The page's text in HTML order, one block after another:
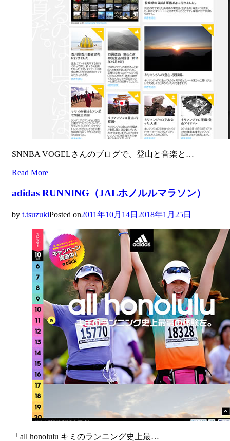
SNNBA VOGELさんのブログで、登山と音楽と…
Read More
adidas RUNNING（JALホノルルマラソン）
by t.tsuzukiPosted on2011年10月14日 2018年1月25日
「all honolulu キミのランニング史上最…